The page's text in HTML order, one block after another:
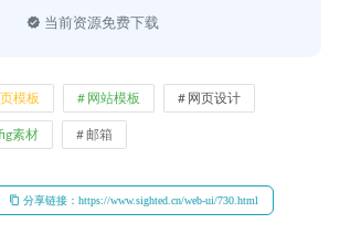
当前资源免费下载
模板 网站模板 网页设计
素材 邮箱
分享链接：https://www.sighted.cn/web-ui/730.html